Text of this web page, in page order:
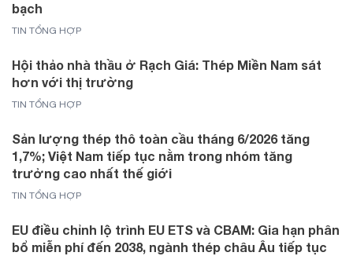
bạch
TIN TỔNG HỢP
Hội thảo nhà thầu ở Rạch Giá: Thép Miền Nam sát
hơn với thị trường
TIN TỔNG HỢP
Sản lượng thép thô toàn cầu tháng 6/2026 tăng
1,7%; Việt Nam tiếp tục nằm trong nhóm tăng
trưởng cao nhất thế giới
TIN TỔNG HỢP
EU điều chỉnh lộ trình EU ETS và CBAM: Gia hạn phân
bổ miễn phí đến 2038, ngành thép châu Âu tiếp tục